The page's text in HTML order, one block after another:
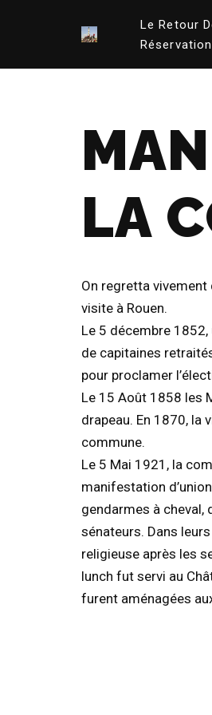
au
Le Retour
Réservation
LA
On regretta vivement
visite à Rouen.
Le 5 décembre
de capitaines
pour proclamer
Le 15 Août 1858 les
drapeau. En 1870,
commune.
Le 5 Mai 1921, la
manifestation
gendarmes à cheval,
sénateurs. Dans
religieuse après les
lunch fut servi au
furent aménagées